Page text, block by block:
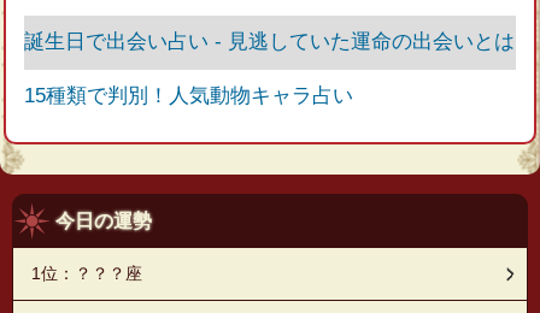
誕生日で出会い占い - 見逃していた運命の出会いとは
15種類で判別！人気動物キャラ占い
今日の運勢
1位：？？？座